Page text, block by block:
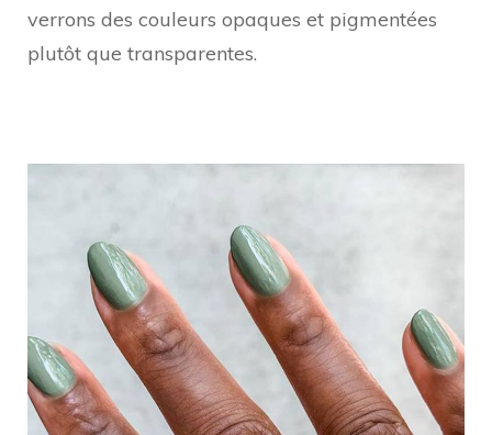
verrons des couleurs opaques et pigmentées
plutôt que transparentes.